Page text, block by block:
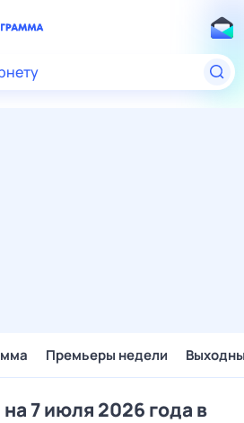
Премьеры недели
7 июля 2026 года в